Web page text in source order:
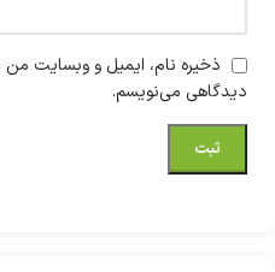
ذخیره نام، ایمیل و وبسایت من
دیدگاهی می‌نویسم.